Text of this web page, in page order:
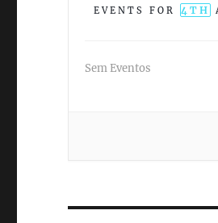
EVENTS FOR 4TH
Sem Eventos